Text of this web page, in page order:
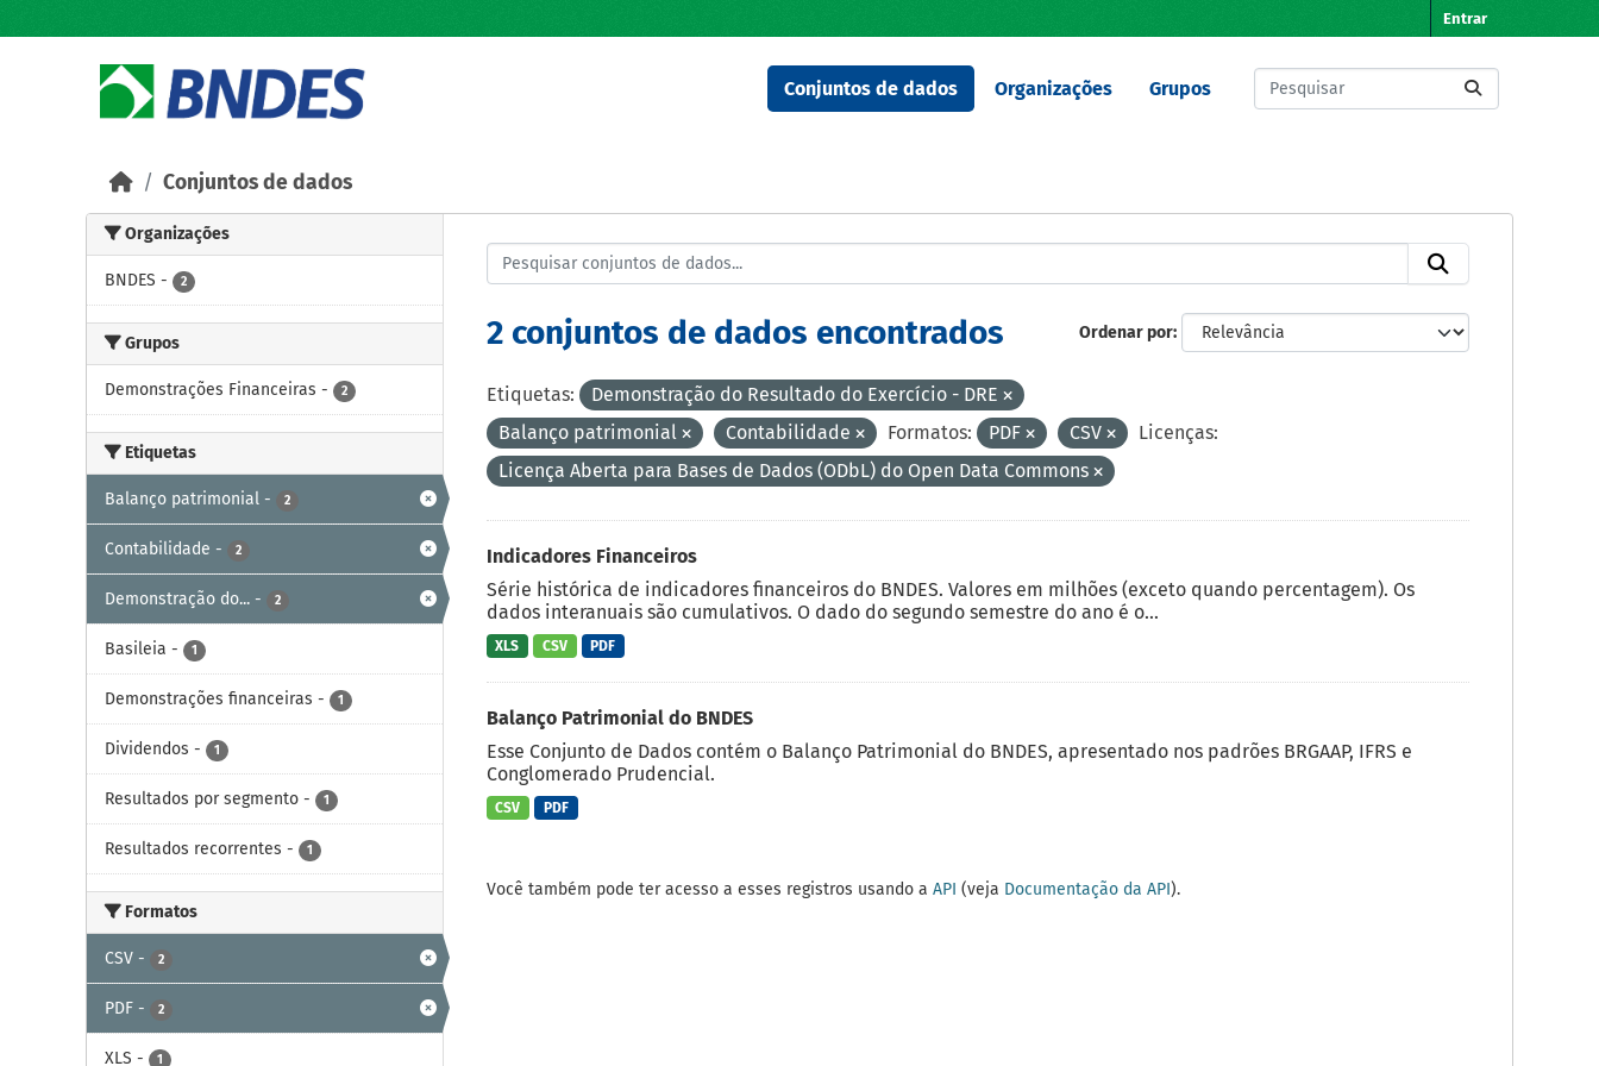
Entrar
Conjuntos de dados Organizações Grupos
Conjuntos de dados
Organizações
BNDES - 2
Grupos
Demonstrações Financeiras - 2
Etiquetas
Balanço patrimonial - 2
Contabilidade - 2
Demonstração do... - 2
Basileia - 1
Demonstrações financeiras - 1
Dividendos - 1
Resultados por segmento - 1
Resultados recorrentes - 1
Formatos
CSV - 2
PDF - 2
XLS - 1
Ordenar por
2 conjuntos de dados encontrados
Etiquetas:
Demonstração do Resultado do Exercício - DRE
Balanço patrimonial
Contabilidade Formatos: PDF CSV
Licenças:
Licença Aberta para Bases de Dados (ODbL) do Open Data Commons
Indicadores Financeiros
Série histórica de indicadores financeiros do BNDES. Valores em milhões (exceto quando percentagem). Os
dados interanuais são cumulativos. O dado do segundo semestre do ano é o...
XLS CSV PDF
Balanço Patrimonial do BNDES
Esse Conjunto de Dados contém o Balanço Patrimonial do BNDES, apresentado nos padrões BRGAAP, IFRS e
Conglomerado Prudencial.
CSV PDF
Você também pode ter acesso a esses registros usando a API (veja Documentação da API).